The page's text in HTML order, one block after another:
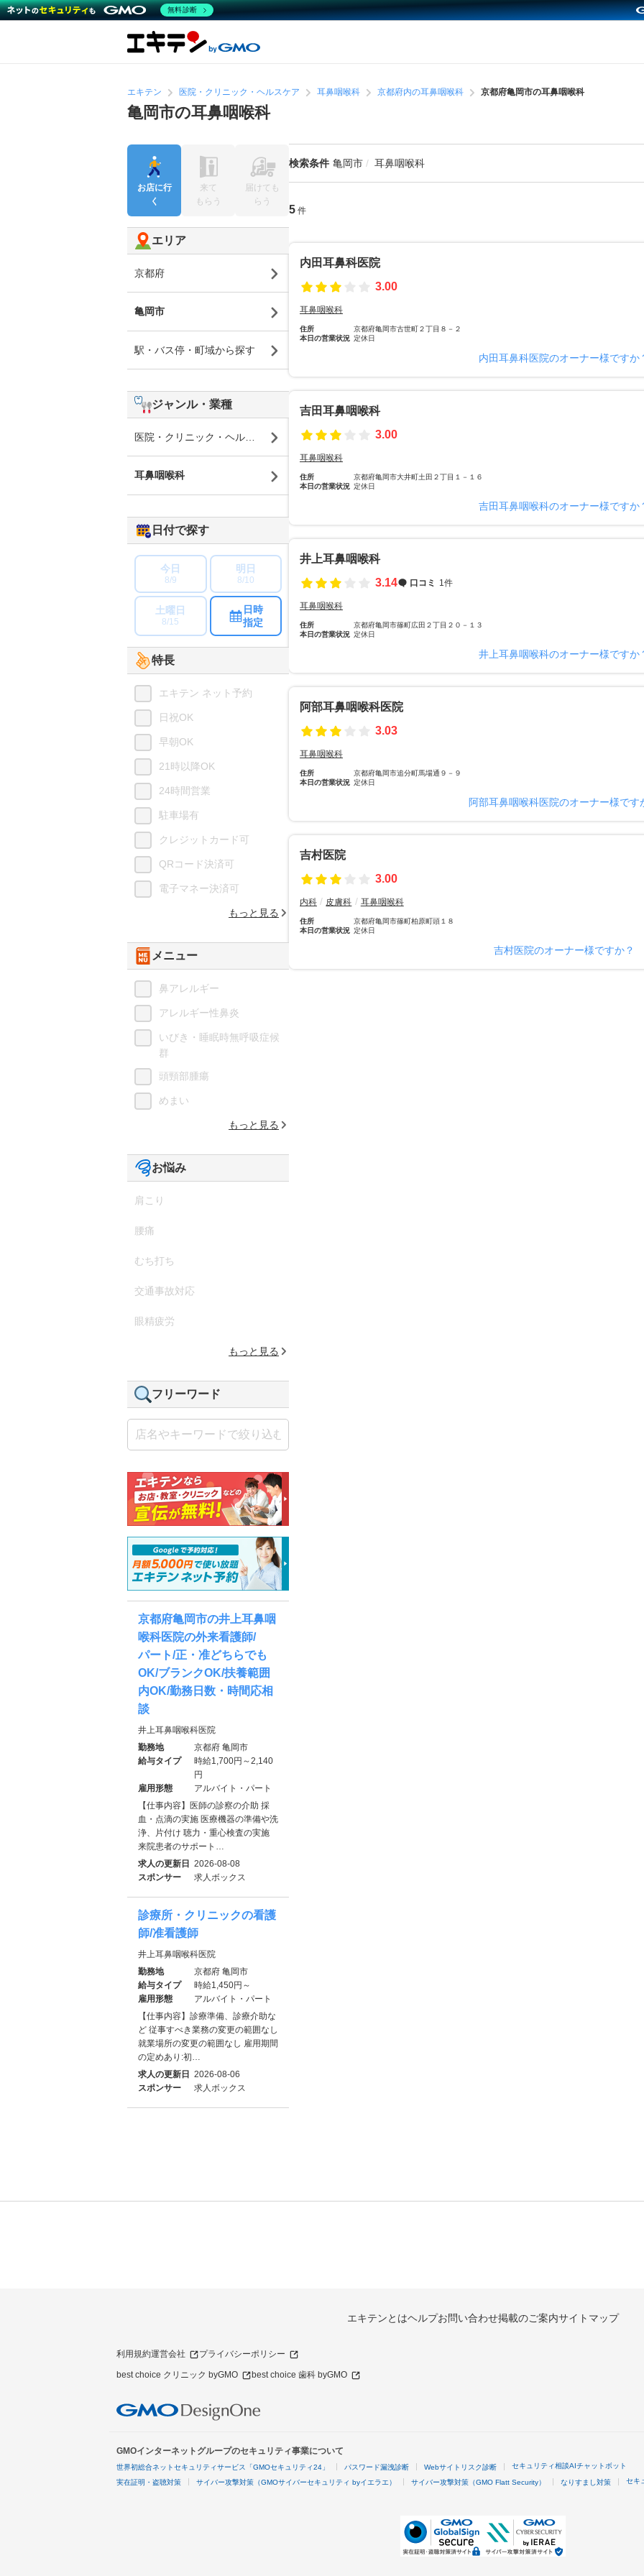
エキテン 医院・クリニック・ヘルスケア 耳鼻咽喉科 京都府内の耳鼻咽喉科 京都府亀岡市の耳鼻咽喉科
亀岡市の耳鼻咽喉科
検索条件 亀岡市 耳鼻咽喉科
5 件
内田耳鼻科医院
3.00
耳鼻咽喉科
住所
京都府亀岡市古世町２丁目８－２
本日の営業状況 定休日
内田耳鼻科医院のオーナー様ですか
吉田耳鼻咽喉科
3.00
耳鼻咽喉科
住所
京都府亀岡市大井町土田２丁目１－１６
本日の営業状況 定休日
吉田耳鼻咽喉科のオーナー様ですか
井上耳鼻咽喉科
3.14
口コミ 1件
耳鼻咽喉科
住所
京都府亀岡市篠町広田２丁目２０－１３
本日の営業状況 定休日
井上耳鼻咽喉科のオーナー様ですか
阿部耳鼻咽喉科医院
3.03
耳鼻咽喉科
住所
京都府亀岡市追分町馬場通９－９
本日の営業状況 定休日
阿部耳鼻咽喉科医院のオーナー様です
吉村医院
3.00
内科 皮膚科 耳鼻咽喉科
住所
京都府亀岡市篠町柏原町頭１８
本日の営業状況 定休日
吉村医院のオーナー様ですか？
お店に行
く
来て
もらう
届けても
らう
エリア
京都府
亀岡市
駅・バス停・町域から探す
ジャンル・業種
医院・クリニック・ヘルスケア
耳鼻咽喉科
日付で探す
今日
8/9
明日
8/10
土曜日
8/15
日時
指定
特長
エキテン ネット予約
日祝OK
早朝OK
21時以降OK
24時間営業
駐車場有
クレジットカード可
QRコード決済可
電子マネー決済可
もっと見る
メニュー
鼻アレルギー
アレルギー性鼻炎
いびき・睡眠時無呼吸症候
群
頭頸部腫瘍
めまい
もっと見る
お悩み
肩こり
腰痛
むち打ち
交通事故対応
眼精疲労
もっと見る
フリーワード
京都府亀岡市の井上耳鼻咽
喉科医院の外来看護師/
パート/正・准どちらでも
OK/ブランクOK/扶養範囲
内OK/勤務日数・時間応相
談
井上耳鼻咽喉科医院
勤務地
京都府 亀岡市
給与タイプ
時給1,700円～2,140
円
雇用形態
アルバイト・パート
【仕事内容】医師の診察の介助 採
血・点滴の実施 医療機器の準備や洗
浄、片付け 聴力・重心検査の実施
来院患者のサポート…
求人の更新日 2026-08-08
スポンサー
求人ボックス
診療所・クリニックの看護
師/准看護師
井上耳鼻咽喉科医院
勤務地
京都府 亀岡市
給与タイプ
時給1,450円～
雇用形態
アルバイト・パート
【仕事内容】診療準備、診療介助な
ど 従事すべき業務の変更の範囲なし
就業場所の変更の範囲なし 雇用期間
の定めあり:初…
求人の更新日 2026-08-06
スポンサー
求人ボックス
エキテンとはヘルプお問い合わせ掲載のご案内サイトマップ
利用規約運営会社 プライバシーポリシー
best choice クリニック byGMO best choice 歯科 byGMO
GMOインターネットグループのセキュリティ事業について
世界初総合ネットセキュリティサービス「GMOセキュリティ24」 パスワード漏洩診断 Webサイトリスク診断 セキュリティ相談AIチャットボット
実在証明・盗聴対策 サイバー攻撃対策（GMOサイバーセキュリティ byイエラエ） サイバー攻撃対策（GMO Flatt Security） なりすまし対策 セキ
無料診断